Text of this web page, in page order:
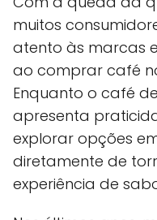
muitos
atento às marcas
ao comprar café
Enquanto o café
apresenta
explorar opções
diretamente de
experiência de